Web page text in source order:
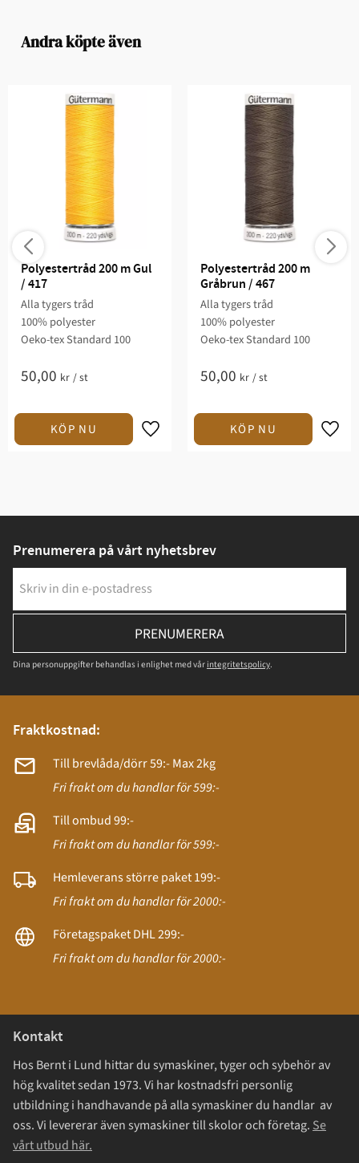
Andra köpte även
Polyestertråd 200 m Gul
/ 417
Alla tygers tråd
100% polyester
Oeko-tex Standard 100
50,00 kr /st
Polyestertråd 200 m
Gråbrun / 467
Alla tygers tråd
100% polyester
Oeko-tex Standard 100
50,00 kr /st
Prenumerera på vårt nyhetsbrev
PRENUMERERA
Dina personuppgifter behandlas i enlighet med vår integritetspolicy.
Fraktkostnad:
Till brevlåda/dörr 59:- Max 2kg
Fri frakt om du handlar för 599:-
Till ombud 99:-
Fri frakt om du handlar för 599:-
Hemleverans större paket 199:-
Fri frakt om du handlar för 2000:-
Företagspaket DHL 299:-
Fri frakt om du handlar för 2000:-
Kontakt
Hos Bernt i Lund hittar du symaskiner, tyger och sybehör av
hög kvalitet sedan 1973. Vi har kostnadsfri personlig
utbildning i handhavande på alla symaskiner du handlar av
oss. Vi levererar även symaskiner till skolor och företag. Se
vårt utbud här.